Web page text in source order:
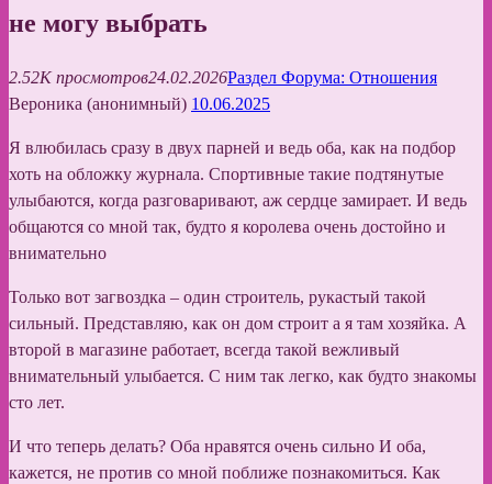
не могу выбрать
2.52K просмотров24.02.2026Раздел Форума: Отношения
Вероника (анонимный) 10.06.2025
Я влюбилась сразу в двух парней и ведь оба, как на подбор
хоть на обложку журнала. Спортивные такие подтянутые
улыбаются, когда разговаривают, аж сердце замирает. И ведь
общаются со мной так, будто я королева очень достойно и
внимательно
Только вот загвоздка – один строитель, рукастый такой
сильный. Представляю, как он дом строит а я там хозяйка. А
второй в магазине работает, всегда такой вежливый
внимательный улыбается. С ним так легко, как будто знакомы
сто лет.
И что теперь делать? Оба нравятся очень сильно И оба,
кажется, не против со мной поближе познакомиться. Как